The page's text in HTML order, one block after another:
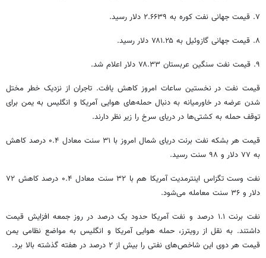
۷. قیمت جهانی نفت کوره به ۲.۶۶۳۹ دلار رسید.
۸. قیمت جهانی گازوئیل به ۷۸۱.۲۵ دلار رسید.
۹. قیمت نفت سنگین عربستان ۷۸.۳۳ دلار اعلام شد.
قیمت نفت در نخستین ساعات امروز کاهش یافت. تاجران از نزدیک خطر مختل
شدن عرضه در خاورمیانه به دنبال حمله‌های هوایی آمریکا و انگلیس به یمن برای
توقف حمله به کشتی‌ها در دریای سرخ را زیر نظر دارند.
قیمت هر بشکه نفت برنت
دریای شمال امروز با ۳۱ سنت معادل ۰.۴ درصد کاهش
به ۷۷ دلار و ۹۸ سنت رسید.
نفت وستتگزاس اینترمدیت
آمریکا هم با ۳۲ سنت معادل ۰.۴ درصد کاهش ۷۲
دلار و ۳۶ سنت معامله می‌شود.
نفت برنت
۱.۱ درصد و نفت آمریکا حدود یک درصد در روز جمعه افزایش قیمت
داشتند. به نقل از رویترز، حمله هوایی آمریکا و انگلیس به مواضع نظامی یمن
قیمت هر دوی این شاخص‌های نفتی را بیش از ۲ درصد در هفته گذشته بالا برد.